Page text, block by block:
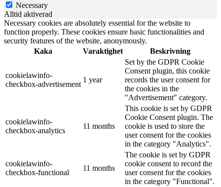
Necessary
Alltid aktiverad
Necessary cookies are absolutely essential for the website to
function properly. These cookies ensure basic functionalities and
security features of the website, anonymously.
Kaka
Varaktighet Beskrivning
cookielawinfo-
checkbox-advertisement
1 year
Set by the GDPR Cookie
Consent plugin, this cookie
records the user consent for
the cookies in the
"Advertisement" category.
cookielawinfo-
checkbox-analytics
11 months
This cookie is set by GDPR
Cookie Consent plugin. The
cookie is used to store the
user consent for the cookies
in the category "Analytics".
cookielawinfo-
checkbox-functional
11 months
The cookie is set by GDPR
cookie consent to record the
user consent for the cookies
in the category "Functional".